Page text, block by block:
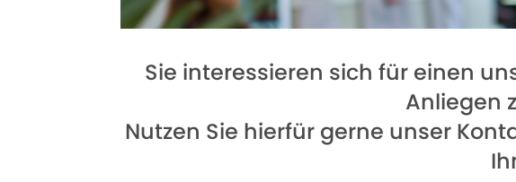
Sie interessieren sich für einen
Anliegen
Nutzen Sie hierfür gerne unser